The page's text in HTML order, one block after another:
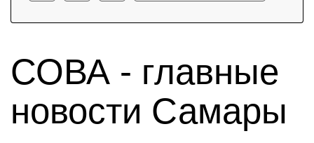
СОВА - главные
новости Самары